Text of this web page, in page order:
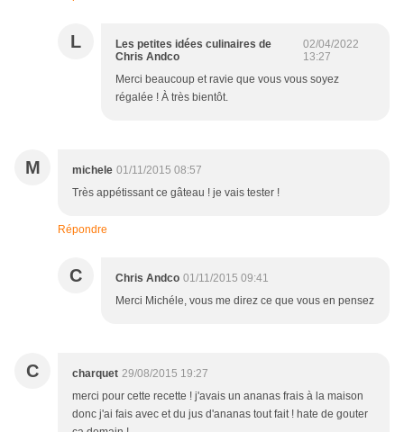
L
Les petites idées culinaires de
Chris Andco
02/04/2022
13:27
Merci beaucoup et ravie que vous vous soyez
régalée ! À très bientôt.
M michele 01/11/2015 08:57
Très appétissant ce gâteau ! je vais tester !
Répondre
C Chris Andco 01/11/2015 09:41
Merci Michéle, vous me direz ce que vous en pensez
C charquet 29/08/2015 19:27
merci pour cette recette ! j'avais un ananas frais à la maison
donc j'ai fais avec et du jus d'ananas tout fait ! hate de gouter